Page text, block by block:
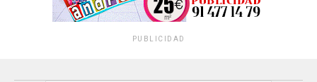
PUBLICIDAD